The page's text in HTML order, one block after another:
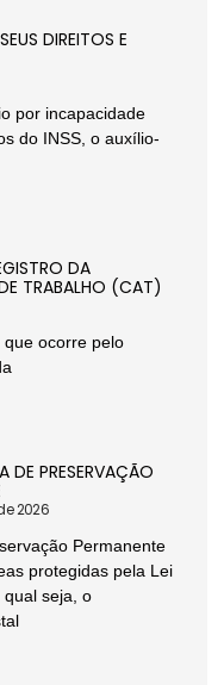
DIREITOS E
por incapacidade
do INSS, o auxílio-
DA
TRABALHO (CAT)
ocorre pelo
DE PRESERVAÇÃO
2026
Permanente
protegidas pela Lei
qual seja, o